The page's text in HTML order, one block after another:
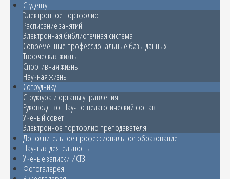
Студенту
Электронное портфолио
Расписание занятий
Электронная библиотечная система
Современные профессиональные базы данных
Творческая жизнь
Спортивная жизнь
Научная жизнь
Сотруднику
Структура и органы управления
Руководство. Научно-педагогический состав
Ученый совет
Электронное портфолио преподавателя
Дополнительное профессиональное образование
Научная деятельность
Ученые записки ИСГЗ
Фотогалерея